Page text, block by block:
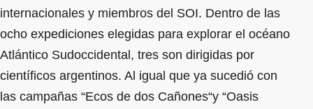
internacionales y miembros del SOI. Dentro de las
ocho expediciones elegidas para explorar el océano
Atlántico Sudoccidental, tres son dirigidas por
científicos argentinos. Al igual que ya sucedió con
las campañas “Ecos de dos Cañones“y “Oasis